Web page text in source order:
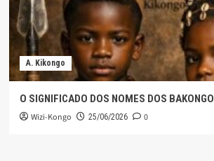
A. Kikongo
O SIGNIFICADO DOS NOMES DOS BAKONGO
Wizi-Kongo 25/06/2026 0